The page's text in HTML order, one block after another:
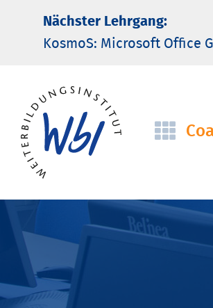
Nächster Lehrgang:
KosmoS: Microsoft Office